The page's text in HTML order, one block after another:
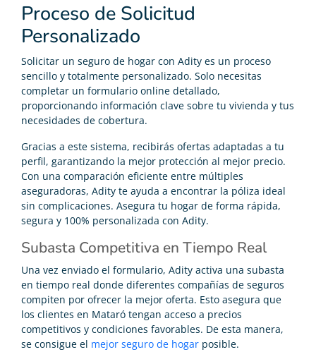
Proceso de Solicitud
Personalizado
Solicitar un seguro de hogar con Adity es un proceso
sencillo y totalmente personalizado. Solo necesitas
completar un formulario online detallado,
proporcionando información clave sobre tu vivienda y tus
necesidades de cobertura.
Gracias a este sistema, recibirás ofertas adaptadas a tu
perfil, garantizando la mejor protección al mejor precio.
Con una comparación eficiente entre múltiples
aseguradoras, Adity te ayuda a encontrar la póliza ideal
sin complicaciones. Asegura tu hogar de forma rápida,
segura y 100% personalizada con Adity.
Subasta Competitiva en Tiempo Real
Una vez enviado el formulario, Adity activa una subasta
en tiempo real donde diferentes compañías de seguros
compiten por ofrecer la mejor oferta. Esto asegura que
los clientes en Mataró tengan acceso a precios
competitivos y condiciones favorables. De esta manera,
se consigue el mejor seguro de hogar posible.